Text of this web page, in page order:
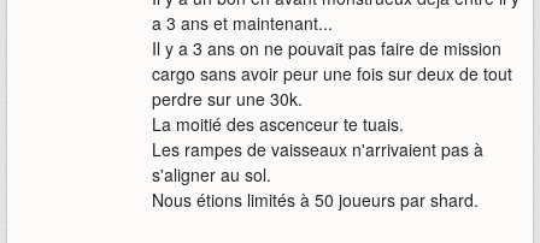
a 3 ans et maintenant...
Il y a 3 ans on ne pouvait pas faire de mission
cargo sans avoir peur une fois sur deux de tout
perdre sur une 30k.
La moitié des ascenceur te tuais.
Les rampes de vaisseaux n'arrivaient pas à
s'aligner au sol.
Nous étions limités à 50 joueurs par shard.